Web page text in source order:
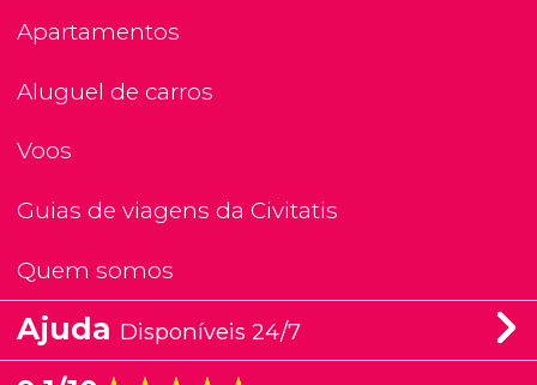
Apartamentos
Aluguel de carros
Voos
Guias de viagens da Civitatis
Quem somos
Ajuda Disponíveis 24/7